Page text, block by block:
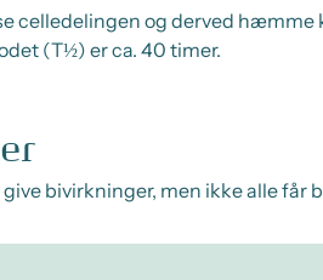
celledelingen og derved
(T½) er ca. 40 timer.
bivirkninger, men ikke alle får